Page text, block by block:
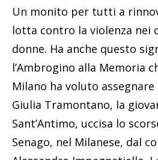
Un monito per tutti a
lotta contro la violenza nei
donne. Ha anche questo
l’Ambrogino alla Memoria
Milano ha voluto
Giulia Tramontano, la
Sant’Antimo, uccisa lo
Senago, nel Milanese, dal